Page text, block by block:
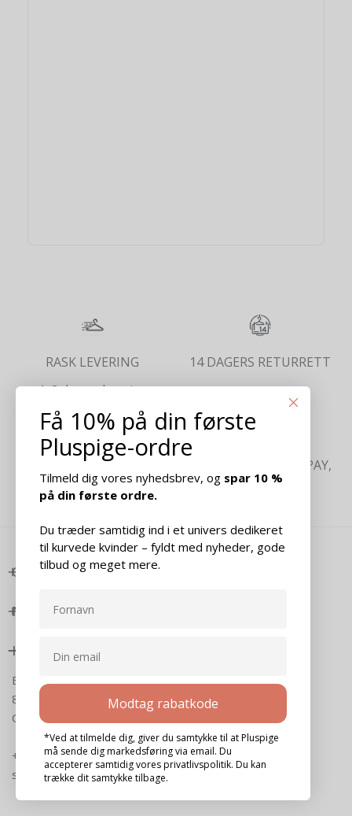
RASK LEVERING
1-2 dagers levering
14 DAGERS RETURRETT
DANSK OG KOSELIG
MOBILEPAY, APPLE PAY,
GOOGLE PAY OG
OM PLUSPIGE
NYTTIGE LENKER
KONTAKT
Banegårdsgade 18
8300 Odder
CVR: 32278590
+45 4019 4219
support@pluspige.dk
Få 10% på din første
Pluspige-ordre
Tilmeld dig vores nyhedsbrev, og spar 10 %
på din første ordre.
Du træder samtidig ind i et univers dedikeret
til kurvede kvinder – fyldt med nyheder, gode
tilbud og meget mere.
Modtag rabatkode
*Ved at tilmelde dig, giver du samtykke til at Pluspige
må sende dig markedsføring via email. Du
accepterer samtidig vores privatlivspolitik. Du kan
trække dit samtykke tilbage.